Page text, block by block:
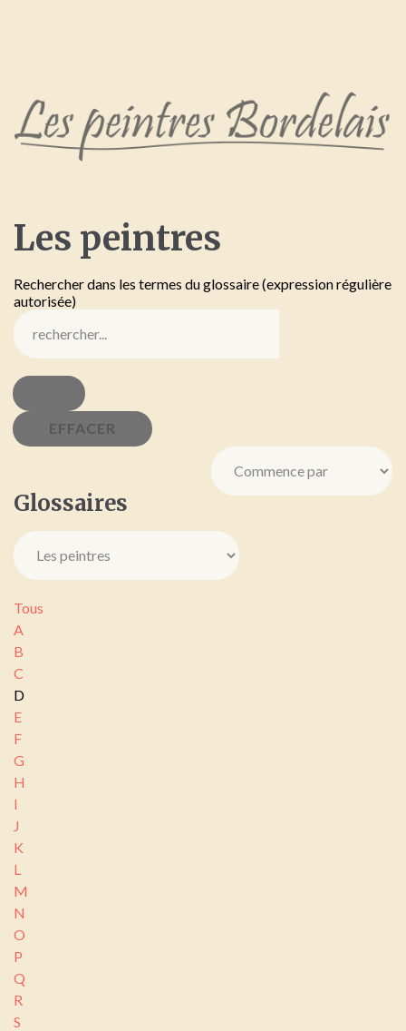
Les peintres
Rechercher dans les termes du glossaire (expression régulière
autorisée)
Glossaires
Tous
A
B
C
D
E
F
G
H
I
J
K
L
M
N
O
P
Q
R
S